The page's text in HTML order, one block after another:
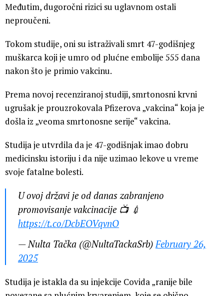
Međutim, dugoročni rizici su uglavnom ostali
neproučeni.
Tokom studije, oni su istraživali smrt 47-godišnjeg
muškarca koji je umro od plućne embolije 555 dana
nakon što je primio vakcinu.
Prema novoj recenziranoj studiji, smrtonosni krvni
ugrušak je prouzrokovala Pfizerova „vakcina“ koja je
došla iz „veoma smrtonosne serije“ vakcina.
Studija je utvrdila da je 47-godišnjak imao dobru
medicinsku istoriju i da nije uzimao lekove u vreme
svoje fatalne bolesti.
U ovoj državi je od danas zabranjeno
promovisanje vakcinacije 📺 💉
https://t.co/DcbEOVqvnO
— Nulta Tačka (@NultaTackaSrb)February 26,
2025
Studija je istakla da su injekcije Covida „ranije bile